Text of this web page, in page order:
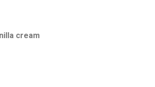
cream